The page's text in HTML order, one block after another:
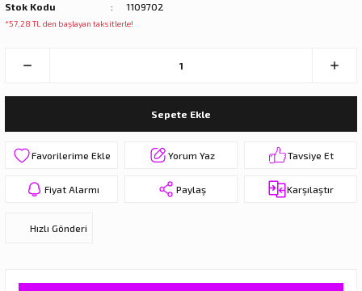
Stok Kodu 1109702
*57,28 TL den başlayan taksitlerle!
Sepete Ekle
Yorum Yaz Tavsiye Et
Fiyat Alarmı Paylaş Karşılaştır
Hızlı Gönderi